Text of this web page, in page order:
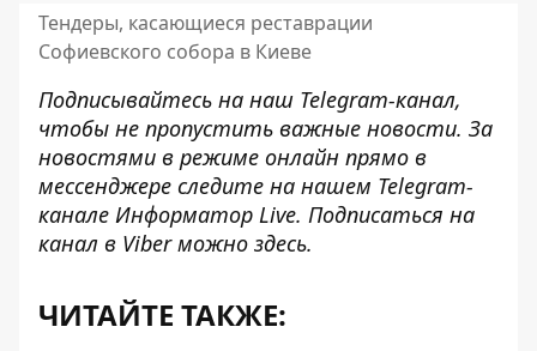
Тендеры, касающиеся реставрации
Софиевского собора в Киеве
Подписывайтесь на наш Telegram-канал,
чтобы не пропустить важные новости. За
новостями в режиме онлайн прямо в
мессенджере следите на нашем Telegram-
канале Информатор Live. Подписаться на
канал в Viber можно здесь.
ЧИТАЙТЕ ТАКЖЕ: